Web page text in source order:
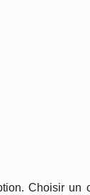
Choisir un